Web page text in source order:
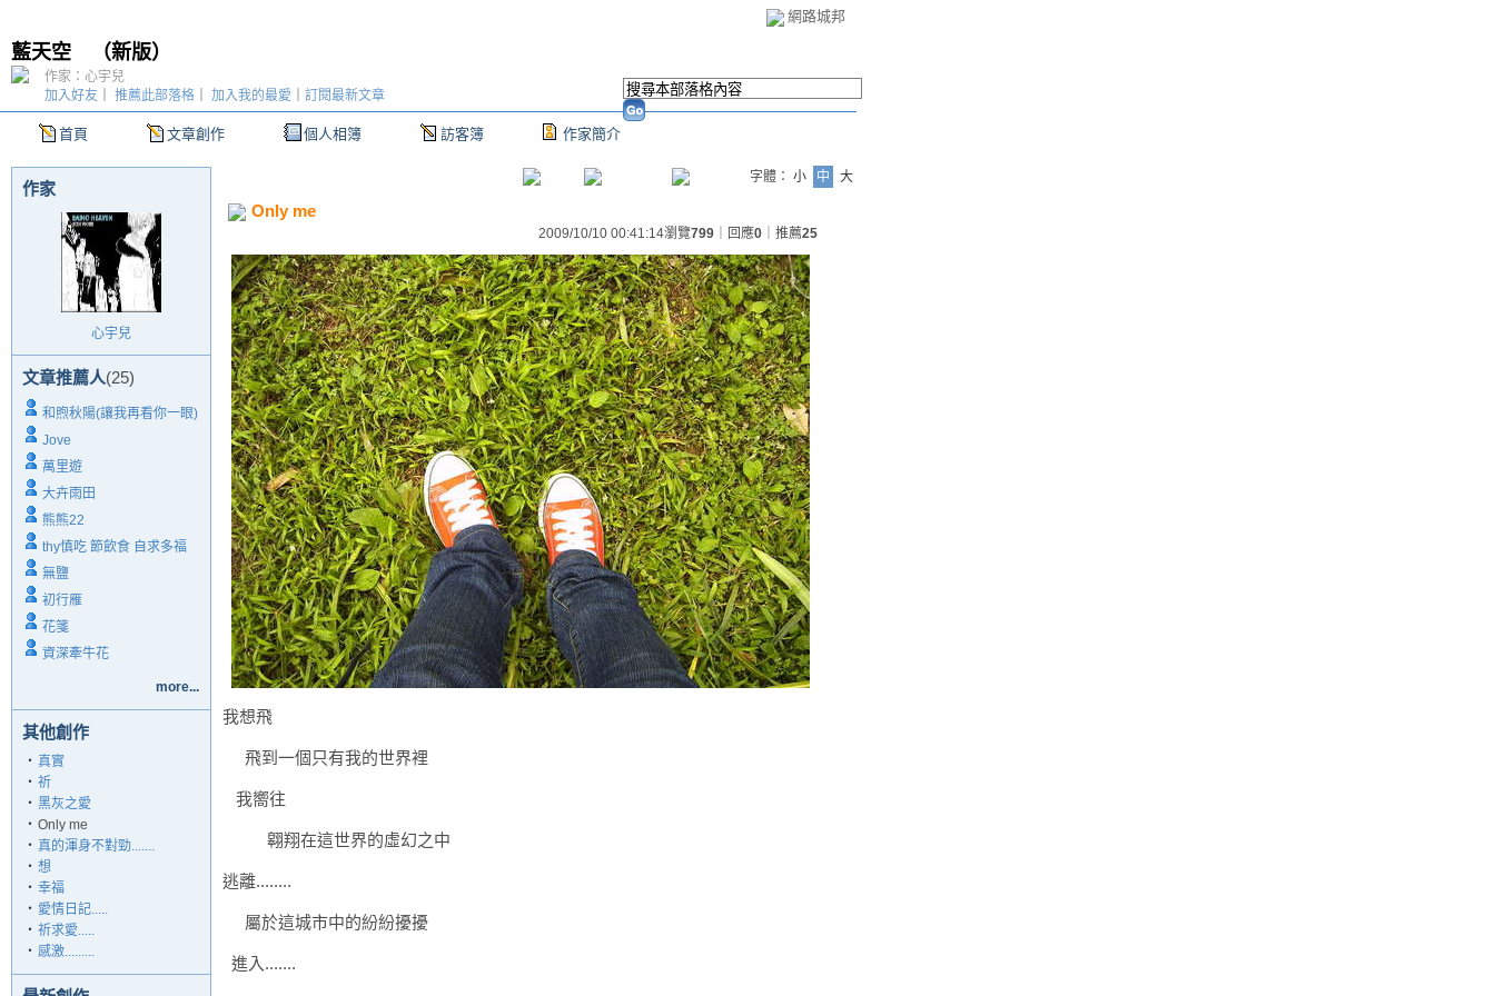
網路城邦
藍天空 （新版）
首頁 文章創作 個人相簿 訪客簿 作家簡介
加入好友 推薦此部落格 加入我的最愛 訂閱最新文章
作家：心宇兒
作家
心宇兒
文章推薦人(25)
和煦秋陽(讓我再看你一眼)
Jove
萬里遊
大卉雨田
熊熊22
thy慎吃 節飲食 自求多福
無鹽
初行雁
花箋
資深牽牛花
more...
其他創作
‧ 真實
‧ 祈
‧ 黑灰之愛
‧ Only me
‧ 真的渾身不對勁.......
‧ 想
‧ 幸福
‧ 愛情日記.....
‧ 祈求愛.....
‧ 感激.........
字體： 小 中 大
Only me
2009/10/10 00:41:14瀏覽799 ｜回應0 ｜推薦25
我想飛
飛到一個只有我的世界裡
我嚮往
翱翔在這世界的虛幻之中
逃離........
屬於這城市中的紛紛擾擾
進入.......